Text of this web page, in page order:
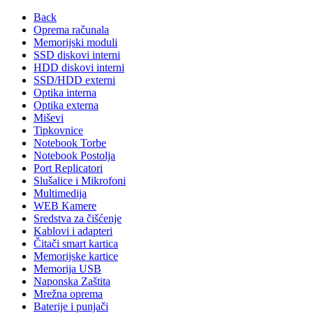
Back
Oprema računala
Memorijski moduli
SSD diskovi interni
HDD diskovi interni
SSD/HDD externi
Optika interna
Optika externa
Miševi
Tipkovnice
Notebook Torbe
Notebook Postolja
Port Replicatori
Slušalice i Mikrofoni
Multimedija
WEB Kamere
Sredstva za čišćenje
Kablovi i adapteri
Čitači smart kartica
Memorijske kartice
Memorija USB
Naponska Zaštita
Mrežna oprema
Baterije i punjači